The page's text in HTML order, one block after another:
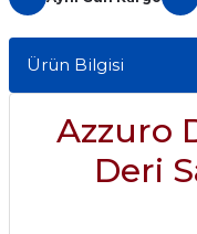
Ürün Bilgisi
Azzuro
Deri